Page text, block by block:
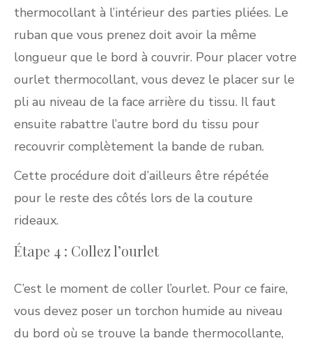
thermocollant à l’intérieur des parties pliées. Le
ruban que vous prenez doit avoir la même
longueur que le bord à couvrir. Pour placer votre
ourlet thermocollant, vous devez le placer sur le
pli au niveau de la face arrière du tissu. Il faut
ensuite rabattre l’autre bord du tissu pour
recouvrir complètement la bande de ruban.
Cette procédure doit d’ailleurs être répétée
pour le reste des côtés lors de la couture
rideaux.
Étape 4 : Collez l’ourlet
C’est le moment de coller l’ourlet. Pour ce faire,
vous devez poser un torchon humide au niveau
du bord où se trouve la bande thermocollante,